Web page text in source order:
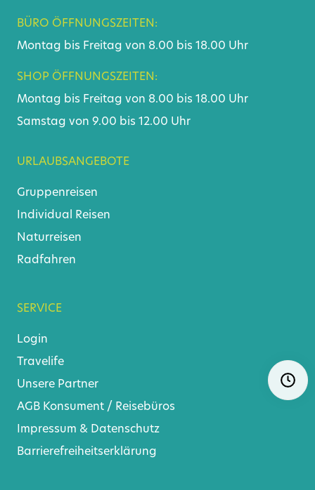
BÜRO ÖFFNUNGSZEITEN:
Montag bis Freitag von 8.00 bis 18.00 Uhr
SHOP ÖFFNUNGSZEITEN:
Montag bis Freitag von 8.00 bis 18.00 Uhr
Samstag von 9.00 bis 12.00 Uhr
URLAUBSANGEBOTE
Gruppenreisen
Individual Reisen
Naturreisen
Radfahren
SERVICE
Login
Travelife
Unsere Partner
AGB Konsument / Reisebüros
Impressum & Datenschutz
Barrierefreiheitserklärung